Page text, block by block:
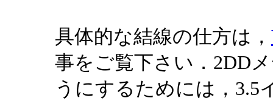
具体的な結線の仕方は，
事をご覧下さい．2DD
うにするためには，3.5